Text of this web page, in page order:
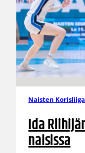
Naisten Korisliiga
Ida
naisissa